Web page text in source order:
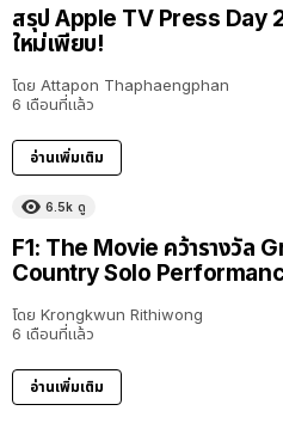
สรุป Apple TV Press Day
ใหม่เพียบ!
โดย Attapon Thaphaengphan
6 เดือนที่แล้ว
อ่านเพิ่มเติม
6.5k ดู
F1: The Movie คว้ารางวัล
Country Solo
โดย Krongkwun Rithiwong
6 เดือนที่แล้ว
อ่านเพิ่มเติม